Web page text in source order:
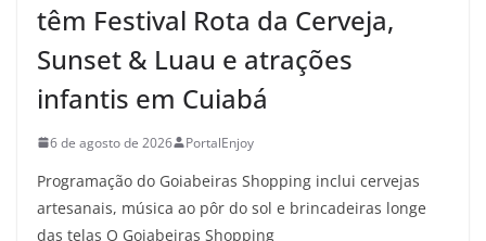
têm Festival Rota da Cerveja,
Sunset & Luau e atrações
infantis em Cuiabá
6 de agosto de 2026 PortalEnjoy
Programação do Goiabeiras Shopping inclui cervejas
artesanais, música ao pôr do sol e brincadeiras longe
das telas O Goiabeiras Shopping